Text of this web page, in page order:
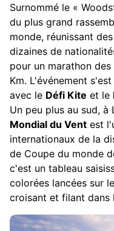
Surnommé le «
du plus grand
monde, réunissant
dizaines de
pour un marathon
Km. L'événement
avec le Défi Kite et le
Un peu plus au sud, à
Mondial du Vent est
internationaux de la
de Coupe du monde
c'est un tableau
colorées lancées sur
croisant et filant dans